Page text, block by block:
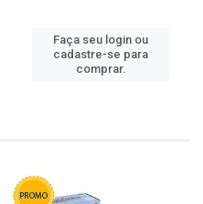
Faça seu login ou
cadastre-se para
comprar.